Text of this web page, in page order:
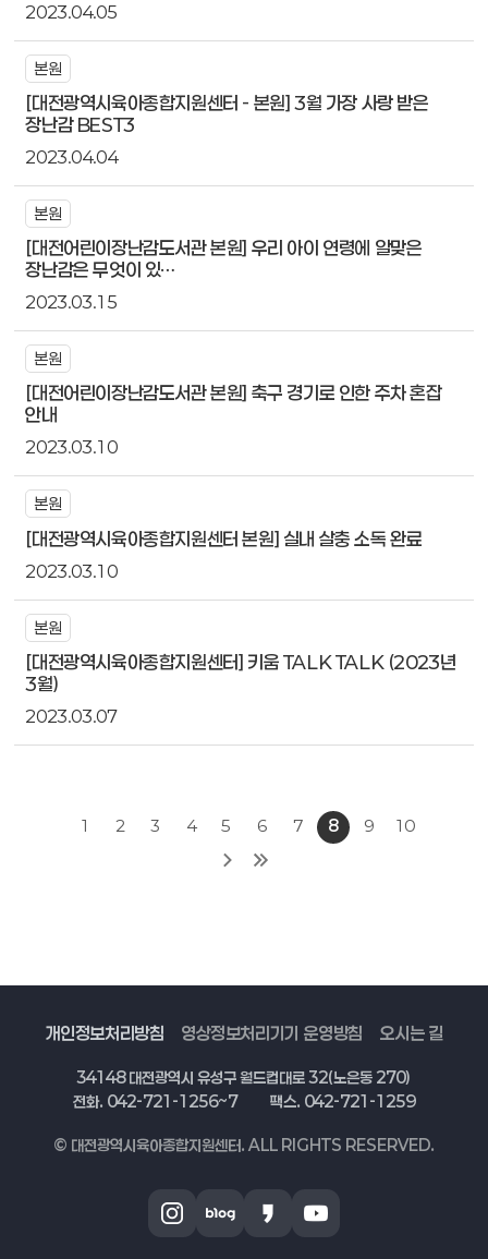
2023.04.05
본원
[대전광역시육아종합지원센터 - 본원] 3월 가장 사랑 받은
장난감 BEST3
2023.04.04
본원
[대전어린이장난감도서관 본원] 우리 아이 연령에 알맞은
장난감은 무엇이 있…
2023.03.15
본원
[대전어린이장난감도서관 본원] 축구 경기로 인한 주차 혼잡
안내
2023.03.10
본원
[대전광역시육아종합지원센터 본원] 실내 살충 소독 완료
2023.03.10
본원
[대전광역시육아종합지원센터] 키움 TALK TALK (2023년
3월)
2023.03.07
1 2 3 4 5 6 7 8 9 10
개인정보처리방침 영상정보처리기기 운영방침 오시는 길
34148 대전광역시 유성구 월드컵대로 32(노은동 270)
전화. 042-721-1256~7
팩스. 042-721-1259
© 대전광역시육아종합지원센터. ALL RIGHTS RESERVED.